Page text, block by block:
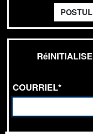
COURRIEL*